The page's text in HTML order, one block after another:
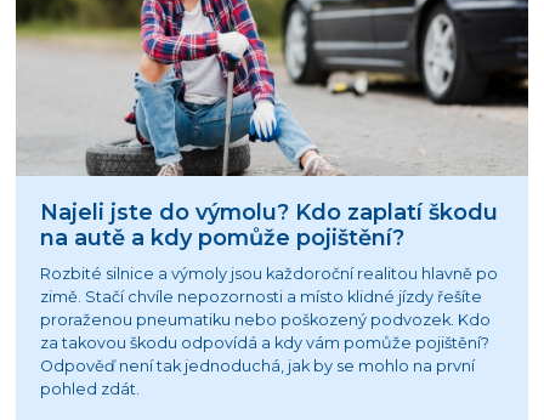
Najeli jste do výmolu? Kdo zaplatí škodu
na autě a kdy pomůže pojištění?
Rozbité silnice a výmoly jsou každoroční realitou hlavně po
zimě. Stačí chvíle nepozornosti a místo klidné jízdy řešíte
proraženou pneumatiku nebo poškozený podvozek. Kdo
za takovou škodu odpovídá a kdy vám pomůže pojištění?
Odpověď není tak jednoduchá, jak by se mohlo na první
pohled zdát.